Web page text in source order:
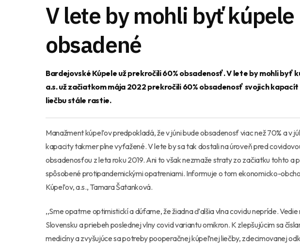
V lete by mohli byť
obsadené
Bardejovské Kúpele už prekročili 60% obsadenosť. V lete by mohli byť
a.s. už začiatkom mája 2022 prekročili 60% obsadenosť svojich
liečbu stále rastie.
Manažment kúpeľov predpokladá, že v júni bude obsadenosť viac než 70% a v
kapacity takmer plne vyťažené. V lete by sa tak dostali na úroveň pred
obsadenosťou z leta roku 2019. Ani to však nezmaže straty zo začiatku tohto a
spôsobené protipandemickými opatreniami. Informuje o tom ekonomicko-
Kúpeľov, a.s., Tamara Šatanková.
,,Sme opatrne optimistickí a dúfame, že žiadna ďalšia vlna covidu nepríde.
Slovensku a priebeh poslednej vlny covid variantu omikron. K zlepšujúcim sa
medicíny a zvyšujúce sa potreby pooperačnej kúpeľnej liečby, zdecimovanej